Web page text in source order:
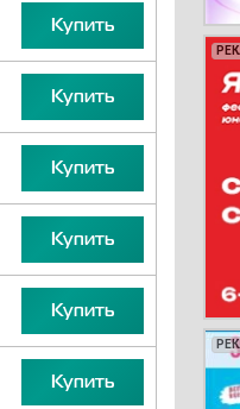
Купить
Купить
Купить
Купить
Купить
Купить